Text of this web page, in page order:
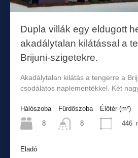
Dupla villák egy eldugott
akadálytalan kilátással a
Brijuni-szigetekre.
Akadálytalan kilátás a tengerre a
csodálatos naplementékkel. Két
Hálószoba
8
Fürdőszoba
8
Élőtér (m²)
446
Eladó